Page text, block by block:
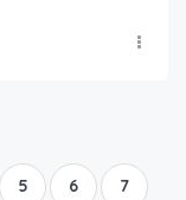
5 6 7